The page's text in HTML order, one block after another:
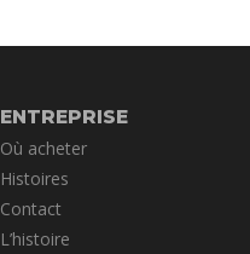
ENTREPRISE
Où acheter
Histoires
Contact
L’histoire